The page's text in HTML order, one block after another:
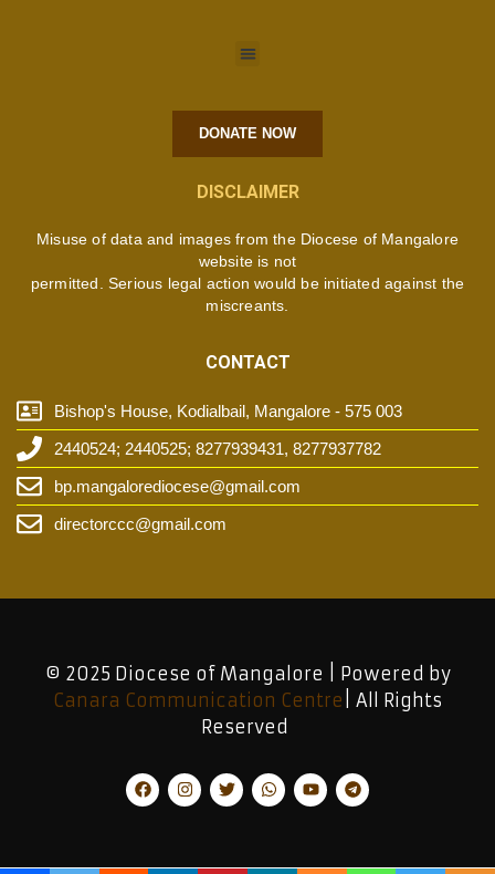
DONATE NOW
DISCLAIMER
Misuse of data and images from the Diocese of Mangalore
website is not
permitted. Serious legal action would be initiated against the
miscreants.
CONTACT
Bishop's House, Kodialbail, Mangalore - 575 003
2440524; 2440525; 8277939431, 8277937782
bp.mangalorediocese@gmail.com
directorccc@gmail.com
© 2025 Diocese of Mangalore | Powered by
Canara Communication Centre | All Rights
Reserved